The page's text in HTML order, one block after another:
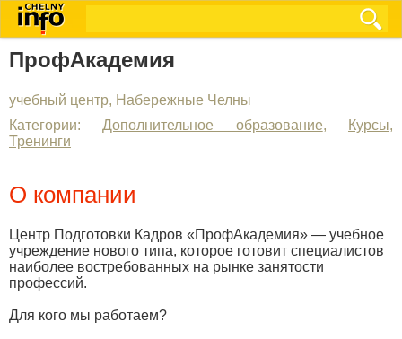
ПрофАкадемия
учебный центр, Набережные Челны
Категории:Дополнительное образование, Курсы,
Тренинги
О компании
Центр Подготовки Кадров «ПрофАкадемия» — учебное
учреждение нового типа, которое готовит специалистов
наиболее востребованных на рынке занятости
профессий.
Для кого мы работаем?